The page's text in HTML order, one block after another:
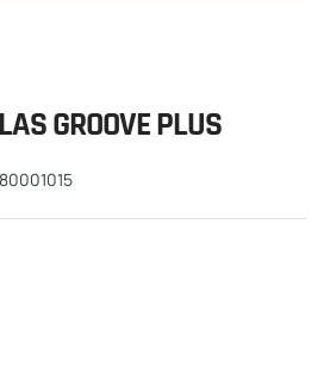
GROOVE PLUS